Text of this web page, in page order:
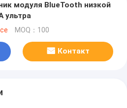
модуля BlueTooth низкой
ультра
MOQ：100
Контакт